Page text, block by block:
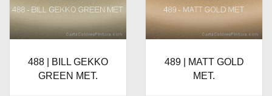
488 | BILL GEKKO
GREEN MET.
489 | MATT GOLD
MET.